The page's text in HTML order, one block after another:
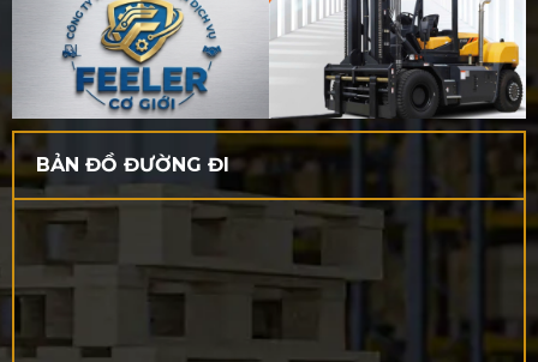
BẢN ĐỒ ĐƯỜNG ĐI